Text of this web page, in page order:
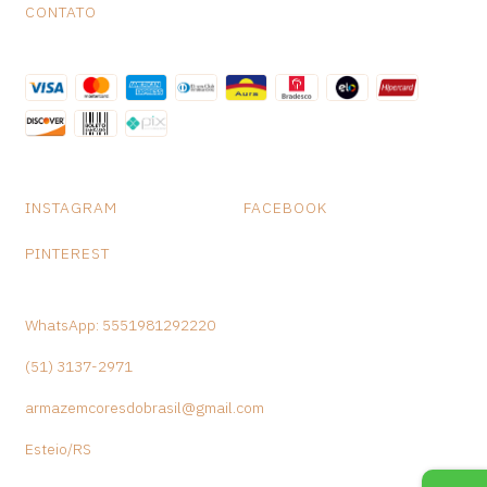
CONTATO
INSTAGRAM FACEBOOK
PINTEREST
WhatsApp: 5551981292220
(51) 3137-2971
armazemcoresdobrasil@gmail.com
Esteio/RS